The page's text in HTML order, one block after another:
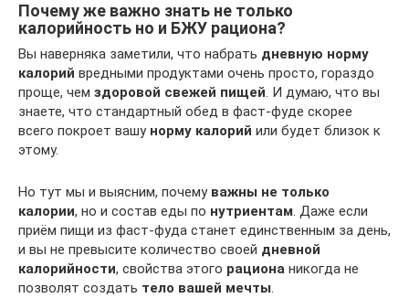
Почему же важно знать не только
калорийность но и БЖУ рациона?
Вы наверняка заметили, что набрать дневную норму
калорий вредными продуктами очень просто, гораздо
проще, чем здоровой свежей пищей. И думаю, что вы
знаете, что стандартный обед в фаст-фуде скорее
всего покроет вашу норму калорий или будет близок к
этому.
Но тут мы и выясним, почему важны не только
калории, но и состав еды по нутриентам. Даже если
приём пищи из фаст-фуда станет единственным за день,
и вы не превысите количество своей дневной
калорийности, свойства этого рациона никогда не
позволят создать тело вашей мечты.